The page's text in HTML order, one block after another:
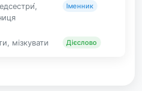
Іменник
мізкувати Дієслово